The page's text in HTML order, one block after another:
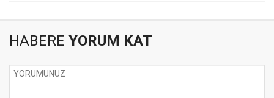
HABERE YORUM KAT